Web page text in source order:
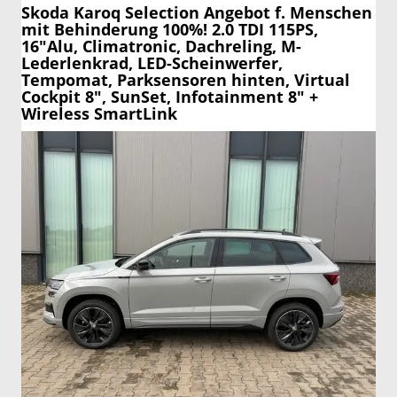
Skoda Karoq Selection Angebot f. Menschen
mit Behinderung 100%! 2.0 TDI 115PS,
16"Alu, Climatronic, Dachreling, M-
Lederlenkrad, LED-Scheinwerfer,
Tempomat, Parksensoren hinten, Virtual
Cockpit 8", SunSet, Infotainment 8" +
Wireless SmartLink